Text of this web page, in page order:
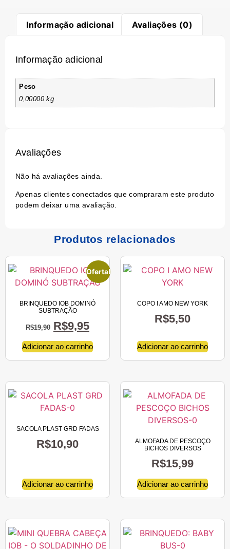
Informação adicional Avaliações (0)
Informação adicional
Peso
0,00000 kg
Avaliações
Não há avaliações ainda.
Apenas clientes conectados que compraram este produto
podem deixar uma avaliação.
Produtos relacionados
Oferta!
BRINQUEDO IOB DOMINÓ
SUBTRAÇÃO
R$19,90 R$9,95
Adicionar ao carrinho
COPO I AMO NEW YORK
R$5,50
Adicionar ao carrinho
SACOLA PLAST GRD FADAS
R$10,90
Adicionar ao carrinho
ALMOFADA DE PESCOÇO
BICHOS DIVERSOS
R$15,99
Adicionar ao carrinho